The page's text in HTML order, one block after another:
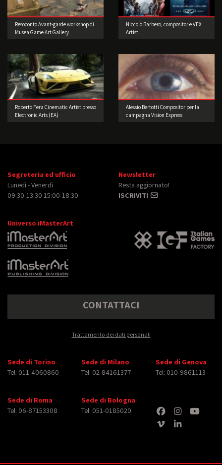
Resoconto Avant-garde workshop di
Musea Game Art Gallery
Niccolò Barbero, compositor e VFX
Artist!
Roberto Fera Cinematic Artist presso
Electronic Arts (EA)
Alessio Bertotti Compositor per la
campagna Vision Express
Segreteria ed ufficio
Lunedì - Venerdì
09:30-13:30 15:00-18:30
Newsletter
Resta aggiornato!
ISCRIVITI
Universo iMasterArt
CONTATTACI
Trattamento dei dati personali
Sede di Torino
Tel: 011-4060860
Sede di Milano
Tel: 02-84161377
Sede di Genova
Tel: 010-9861113
Sede di Roma
Tel: 06-87153308
Sede di Bologna
Tel: 051-0185020